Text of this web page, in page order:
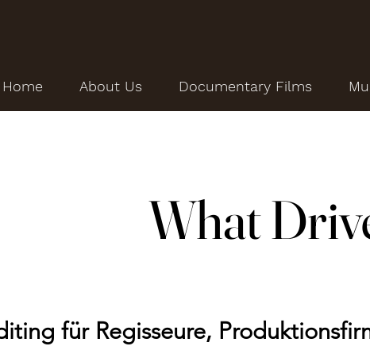
Home About Us Documentary Films
What
für Regisseure,